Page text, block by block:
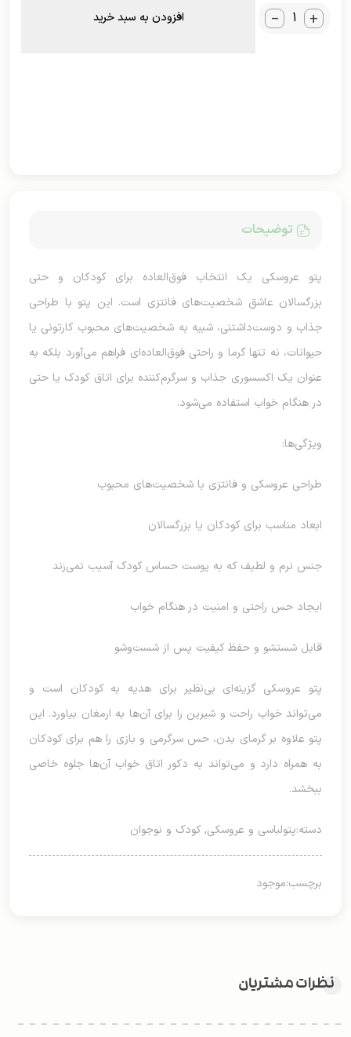
_ + افزودن به سبد خرید
توضیحات
پتو عروسکی یک انتخاب فوق‌العاده برای کودکان و حتی
بزرگسالان عاشق شخصیت‌های فانتزی است. این پتو با طراحی
جذاب و دوست‌داشتنی، شبیه به شخصیت‌های محبوب کارتونی یا
حیوانات، نه تنها گرما و راحتی فوق‌العاده‌ای فراهم می‌آورد بلکه به
عنوان یک اکسسوری جذاب و سرگرم‌کننده برای اتاق کودک یا حتی
در هنگام خواب استفاده می‌شود.
ویژگی‌ها:
طراحی عروسکی و فانتزی با شخصیت‌های محبوب
ابعاد مناسب برای کودکان یا بزرگسالان
جنس نرم و لطیف که به پوست حساس کودک آسیب نمی‌زند
ایجاد حس راحتی و امنیت در هنگام خواب
قابل شستشو و حفظ کیفیت پس از شست‌وشو
پتو عروسکی گزینه‌ای بی‌نظیر برای هدیه به کودکان است و
می‌تواند خواب راحت و شیرین را برای آن‌ها به ارمغان بیاورد. این
پتو علاوه بر گرمای بدن، حس سرگرمی و بازی را هم برای کودکان
به همراه دارد و می‌تواند به دکور اتاق خواب آن‌ها جلوه خاصی
ببخشد.
دسته:پتولباسی و عروسکی,کودک و نوجوان
برچسب:موجود
نظرات مشتریان